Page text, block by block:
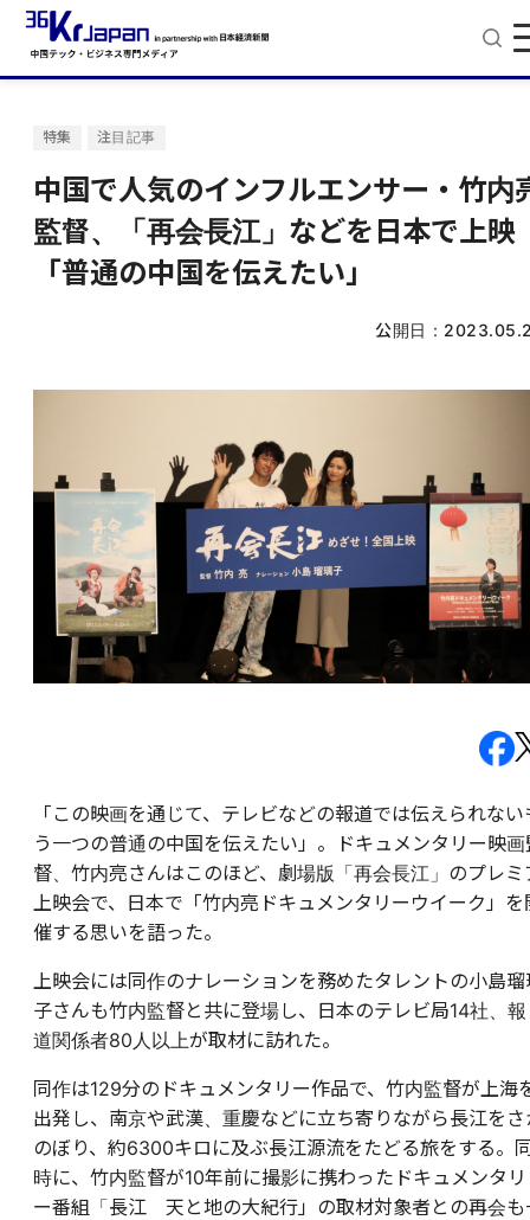
特集 注目記事
中国で人気のインフルエンサー・竹内
監督、「再会長江」などを日本で上
「普通の中国を伝えたい」
公開日：
「この映画を通じて、テレビなどの報道では伝えられない
う一つの普通の中国を伝えたい」。ドキュメンタリー映画
督、竹内亮さんはこのほど、劇場版「再会長江」のプレミ
上映会で、日本で「竹内亮ドキュメンタリーウイーク」を
催する思いを語った。
上映会には同作のナレーションを務めたタレントの小島瑠
子さんも竹内監督と共に登場し、日本のテレビ局14社、報
道関係者80人以上が取材に訪れた。
同作は129分のドキュメンタリー作品で、竹内監督が上海
出発し、南京や武漢、重慶などに立ち寄りながら長江をさ
のぼり、約6300キロに及ぶ長江源流をたどる旅をする。
時に、竹内監督が10年前に撮影に携わったドキュメンタリ
ー番組「長江 天と地の大紀行」の取材対象者との再会も